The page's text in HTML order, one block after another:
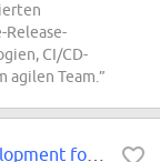
CI/CD-
agilen Team.”